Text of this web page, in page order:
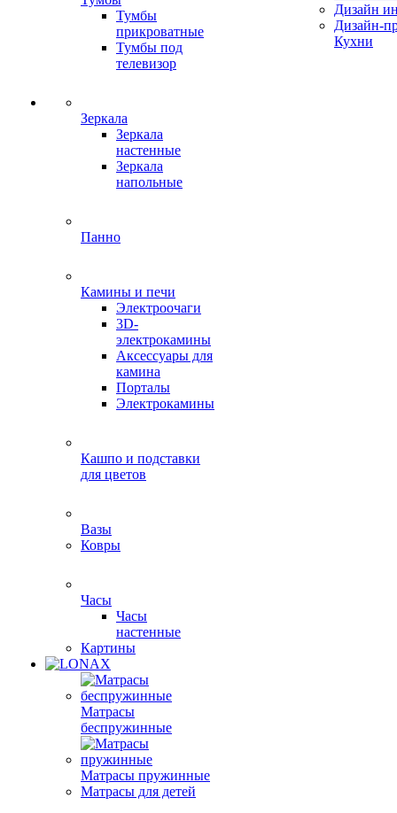
Тумбы
прикроватные
Тумбы под
телевизор
Зеркала
Зеркала
настенные
Зеркала
напольные
Панно
Камины и печи
Электроочаги
3D-
электрокамины
Аксессуары для
камина
Порталы
Электрокамины
Кашпо и подставки
для цветов
Вазы
Ковры
Часы
Часы
настенные
Картины
Матрасы
беспружинные
Матрасы пружинные
Матрасы для детей
Дизайн
Дизайн-
Кухни